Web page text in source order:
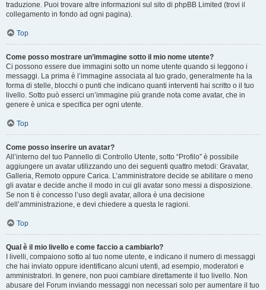
traduzione. Puoi trovare altre informazioni sul sito di phpBB Limited (trovi il
collegamento in fondo ad ogni pagina).
Top
Come posso mostrare un’immagine sotto il mio nome utente?
Ci possono essere due immagini sotto un nome utente quando si leggono i
messaggi. La prima è l’immagine associata al tuo grado, generalmente ha la
forma di stelle, blocchi o punti che indicano quanti interventi hai scritto o il tuo
livello. Sotto può esserci un’immagine più grande nota come avatar, che in
genere è unica e specifica per ogni utente.
Top
Come posso inserire un avatar?
All’interno del tuo Pannello di Controllo Utente, sotto “Profilo” è possibile
aggiungere un avatar utilizzando uno dei seguenti quattro metodi: Gravatar,
Galleria, Remoto oppure Carica. L’amministratore decide se abilitare o meno
gli avatar e decide anche il modo in cui gli avatar sono messi a disposizione.
Se non ti è concesso l’uso degli avatar, allora è una decisione
dell’amministrazione, e devi chiedere a questa le ragioni.
Top
Qual è il mio livello e come faccio a cambiarlo?
I livelli, compaiono sotto al tuo nome utente, e indicano il numero di messaggi
che hai inviato oppure identificano alcuni utenti, ad esempio, moderatori e
amministratori. In genere, non puoi cambiare direttamente il tuo livello. Non
abusare del Forum inviando messaggi non necessari solo per aumentare il tuo